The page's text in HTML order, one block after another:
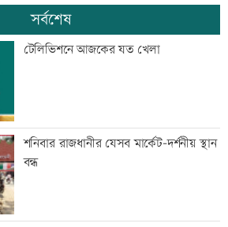
সর্বশেষ
টেলিভিশনে আজকের যত খেলা
শনিবার রাজধানীর যেসব মার্কেট-দর্শনীয় স্থান
বন্ধ